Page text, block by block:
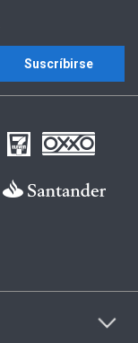
Suscríbirse